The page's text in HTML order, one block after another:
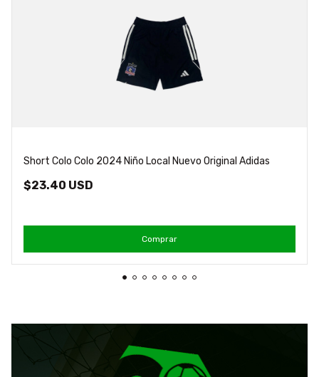
Short Colo Colo 2024 Niño Local Nuevo Original Adidas
$23.40 USD
Comprar